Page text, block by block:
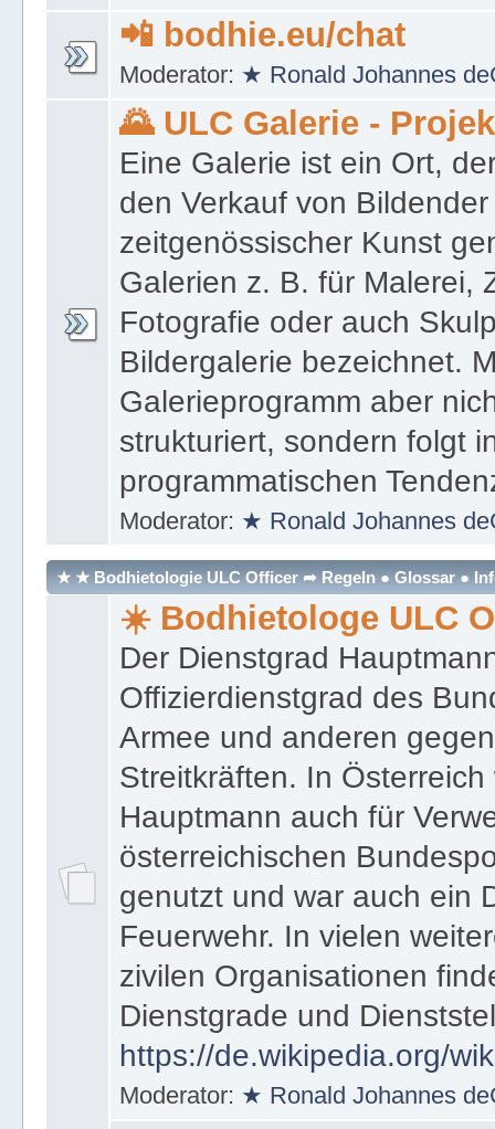
📲 bodhie.eu/chat
Moderator: ★ Ronald Johannes
🌄 ULC Galerie -
Eine Galerie ist ein Ort,
den Verkauf von
zeitgenössischer Kunst
Galerien z. B. für Malerei,
Fotografie oder auch
Bildergalerie bezeichnet.
Galerieprogramm aber
strukturiert, sondern folgt
programmatischen
Moderator: ★ Ronald Johannes
★ ★ Bodhietologie ULC Officer ➦ Regeln ● Glossar ●
☀️ Bodhietologe ULC
Der Dienstgrad
Offizierdienstgrad des
Armee und anderen
Streitkräften. In
Hauptmann auch für
österreichischen
genutzt und war auch ein
Feuerwehr. In vielen
zivilen Organisationen
Dienstgrade und
https://de.wikipedia.org/
Moderator: ★ Ronald Johannes